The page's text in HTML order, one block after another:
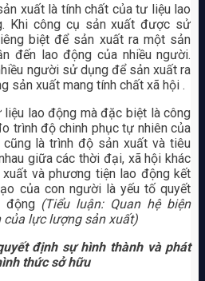
xuất là tính chất của tư liệu lao
Khi công cụ sản xuất được sử
biệt để sản xuất ra một sản
đến lao động của nhiều người.
người sử dụng để sản xuất ra
sản xuất mang tính chất xã hội .
liệu lao động mà đặc biệt là công
trình độ chinh phục tự nhiên của
là trình độ sản xuất và tiêu
giữa các thời đại, xã hội khác
xuất và phương tiện lao động kết
của con người là yếu tố quyết
động (Tiểu luận: Quan hệ biện
lực lượng sản xuất)
định sự hình thành và phát
thức sở hữu